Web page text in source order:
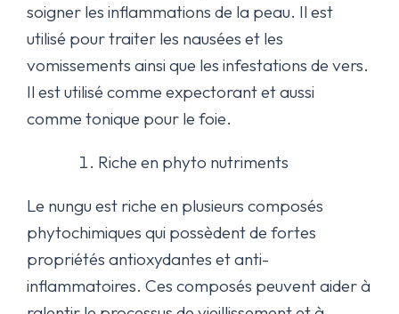
soigner les inflammations de la peau. Il est
utilisé pour traiter les nausées et les
vomissements ainsi que les infestations de vers.
Il est utilisé comme expectorant et aussi
comme tonique pour le foie.
Riche en phyto nutriments
Le nungu est riche en plusieurs composés
phytochimiques qui possèdent de fortes
propriétés antioxydantes et anti-
inflammatoires. Ces composés peuvent aider à